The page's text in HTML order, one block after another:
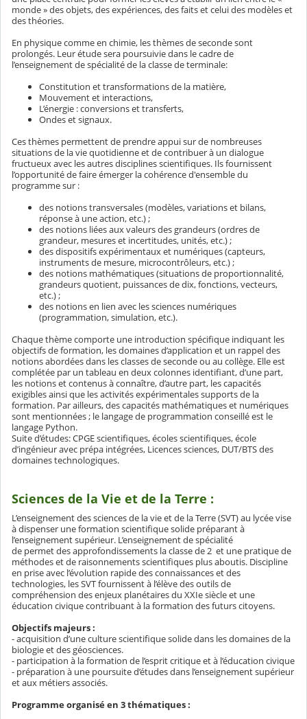
monde » des objets, des expériences, des faits et celui des modèles et
des théories.
En physique comme en chimie, les thèmes de seconde sont
prolongés. Leur étude sera poursuivie dans le cadre de
l’enseignement de spécialité de la classe de terminale:
Constitution et transformations de la matière,
Mouvement et interactions,
L’énergie : conversions et transferts,
Ondes et signaux.
Ces thèmes permettent de prendre appui sur de nombreuses
situations de la vie quotidienne et de contribuer à un dialogue
fructueux avec les autres disciplines scientifiques. Ils fournissent
l’opportunité de faire émerger la cohérence d'ensemble du
programme sur :
des notions transversales (modèles, variations et bilans,
réponse à une action, etc.) ;
des notions liées aux valeurs des grandeurs (ordres de
grandeur, mesures et incertitudes, unités, etc.) ;
des dispositifs expérimentaux et numériques (capteurs,
instruments de mesure, microcontrôleurs, etc.) ;
des notions mathématiques (situations de proportionnalité,
grandeurs quotient, puissances de dix, fonctions, vecteurs,
etc.) ;
des notions en lien avec les sciences numériques
(programmation, simulation, etc.).
Chaque thème comporte une introduction spécifique indiquant les
objectifs de formation, les domaines d’application et un rappel des
notions abordées dans les classes de seconde ou au collège. Elle est
complétée par un tableau en deux colonnes identifiant, d’une part,
les notions et contenus à connaître, d’autre part, les capacités
exigibles ainsi que les activités expérimentales supports de la
formation. Par ailleurs, des capacités mathématiques et numériques
sont mentionnées ; le langage de programmation conseillé est le
langage Python.
Suite d’études: CPGE scientifiques, écoles scientifiques, école
d’ingénieur avec prépa intégrées, Licences sciences, DUT/BTS des
domaines technologiques.
Sciences de la Vie et de la Terre :
L’enseignement des sciences de la vie et de la Terre (SVT) au lycée vise
à dispenser une formation scientifique solide préparant à
l’enseignement supérieur. L’enseignement de spécialité
de permet des approfondissements la classe de 2 et une pratique de
méthodes et de raisonnements scientifiques plus aboutis. Discipline
en prise avec l’évolution rapide des connaissances et des
technologies, les SVT fournissent à l’élève des outils de
compréhension des enjeux planétaires du XXIe siècle et une
éducation civique contribuant à la formation des futurs citoyens.
Objectifs majeurs :
- acquisition d’une culture scientifique solide dans les domaines de la
biologie et des géosciences.
- participation à la formation de l’esprit critique et à l’éducation civique
- préparation à une poursuite d’études dans l’enseignement supérieur
et aux métiers associés.
Programme organisé en 3 thématiques :